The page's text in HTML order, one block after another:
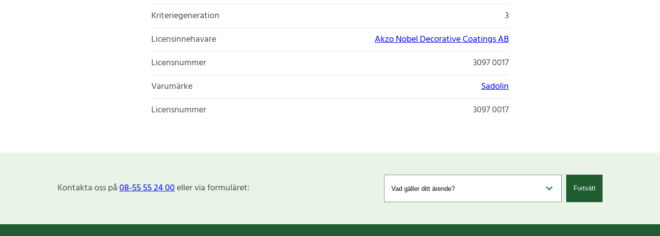
Kriteriegeneration
3
Licensinnehavare
Akzo Nobel Decorative Coatings AB
Licensnummer
3097 0017
Varumärke
Sadolin
Licensnummer
3097 0017
Kontakta oss på08-55 55 24 00eller via formuläret: Fortsätt